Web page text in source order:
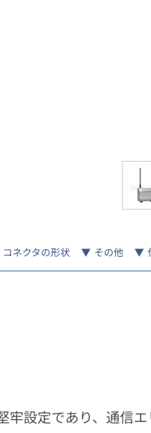
コネクタの形状 その他
設定であり、通信